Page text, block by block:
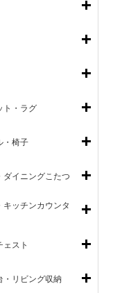
ト・ラグ
・椅子
ダイニングこたつ
キッチンカウンタ
ェスト
・リビング収納